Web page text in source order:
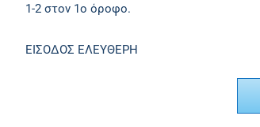
1-2 στον 1ο όροφο.
ΕΙΣΟΔΟΣ ΕΛΕΥΘΕΡΗ